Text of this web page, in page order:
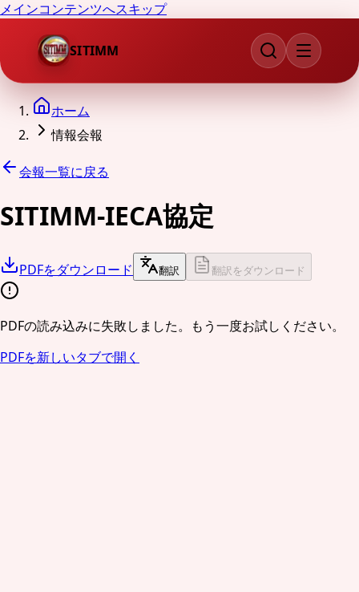
メインコンテンツへスキップ
SITIMM
ホーム
情報会報
会報一覧に戻る
SITIMM-IECA協定
PDFをダウンロード 翻訳 翻訳をダウンロード
PDFの読み込みに失敗しました。もう一度お試しください。
PDFを新しいタブで開く